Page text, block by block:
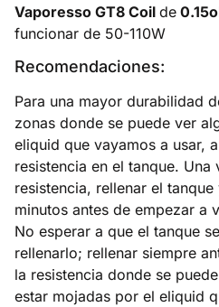
Vaporesso GT8 Coil de
funcionar de 50-110W
Recomendaciones:
Para una mayor durabilidad
zonas donde se puede ver
eliquid que vayamos a usar,
resistencia en el tanque. Una
resistencia, rellenar el
minutos antes de empezar a
No esperar a que el tanque
rellenarlo; rellenar siempre
la resistencia donde se
estar mojadas por el eliquid